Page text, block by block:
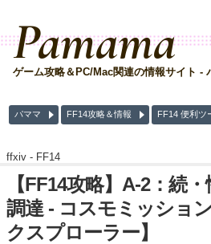
Pamama
ゲーム攻略＆PC/Mac関連の情報サイト -
パママ FF14攻略＆情報 FF14 便利ツ
ffxiv - FF14
【FF14攻略】A-2：続
調達 - コスモミッショ
クスプローラー】